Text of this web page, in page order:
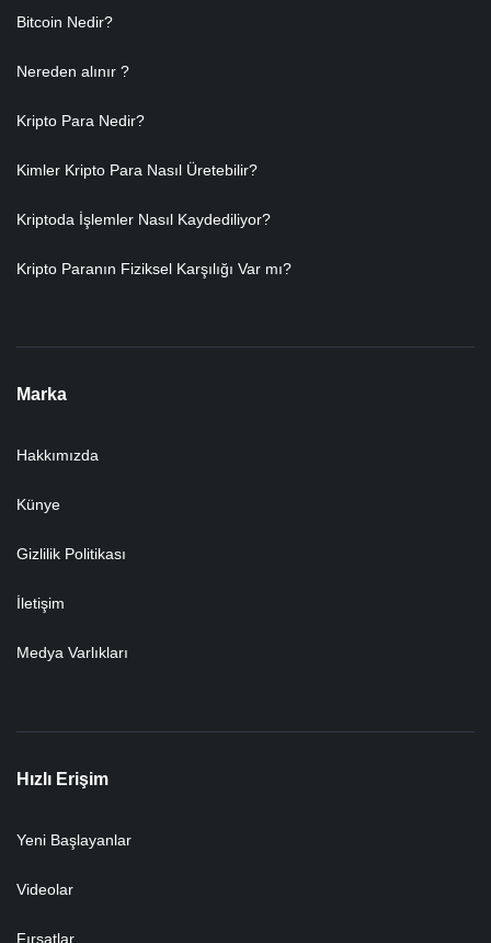
Bitcoin Nedir?
Nereden alınır ?
Kripto Para Nedir?
Kimler Kripto Para Nasıl Üretebilir?
Kriptoda İşlemler Nasıl Kaydediliyor?
Kripto Paranın Fiziksel Karşılığı Var mı?
Marka
Hakkımızda
Künye
Gizlilik Politikası
İletişim
Medya Varlıkları
Hızlı Erişim
Yeni Başlayanlar
Videolar
Fırsatlar